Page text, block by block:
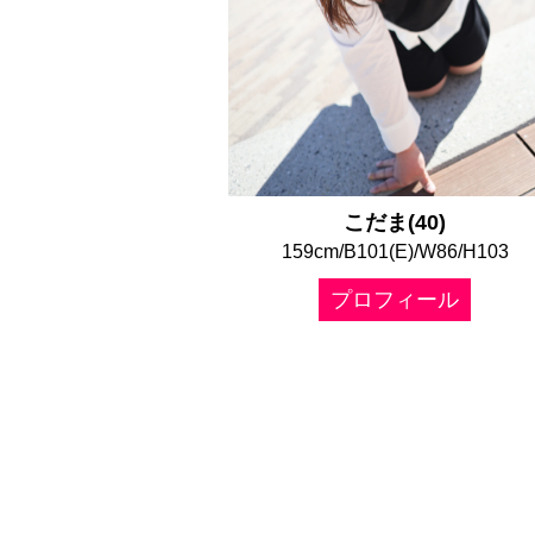
こだま(40)
159cm/B101(E)/W86/H103
プロフィール